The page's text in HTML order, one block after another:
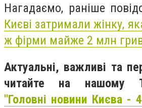
Нагадаємо, раніше
Києві затримали жінку,
ж фірми майже 2 млн
Актуальні, важливі та
читайте на нашому
"Головні новини Києва -